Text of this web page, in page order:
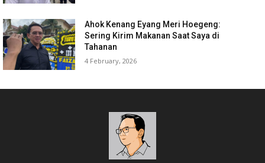
Ahok Kenang Eyang Meri Hoegeng:
Sering Kirim Makanan Saat Saya di
Tahanan
4 February, 2026